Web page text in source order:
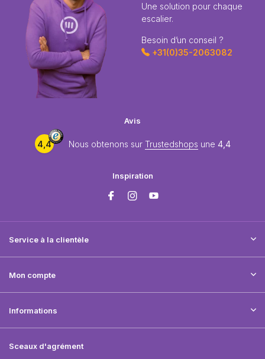
Une solution pour chaque
escalier.
Besoin d’un conseil ?
+31(0)35-2063082
Avis
4,4 Nous obtenons sur Trustedshops une 4,4
Inspiration
Service à la clientèle
Mon compte
Informations
Sceaux d'agrément